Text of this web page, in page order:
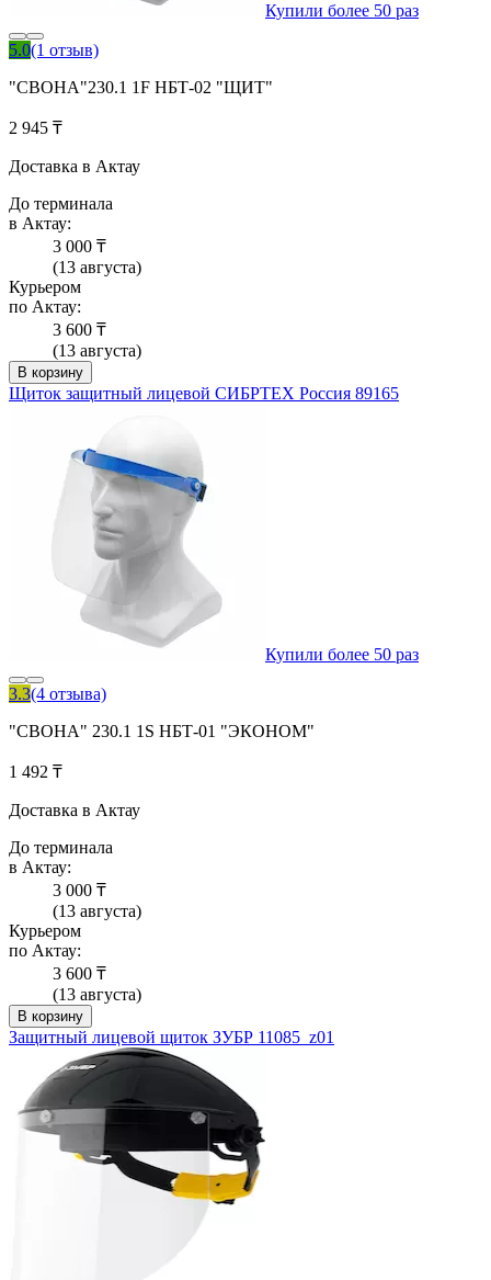
Купили более 50 раз
5.0(1 отзыв)
"СВОНА"230.1 1F НБТ-02 "ЩИТ"
2 945 ₸
Доставка в Актау
До терминала
в Актау:
3 000 ₸
(13 августа)
Курьером
по Актау:
3 600 ₸
(13 августа)
В корзину
Щиток защитный лицевой СИБРТЕХ Россия 89165
Купили более 50 раз
3.3(4 отзыва)
"СВОНА" 230.1 1S НБТ-01 "ЭКОНОМ"
1 492 ₸
Доставка в Актау
До терминала
в Актау:
3 000 ₸
(13 августа)
Курьером
по Актау:
3 600 ₸
(13 августа)
В корзину
Защитный лицевой щиток ЗУБР 11085_z01